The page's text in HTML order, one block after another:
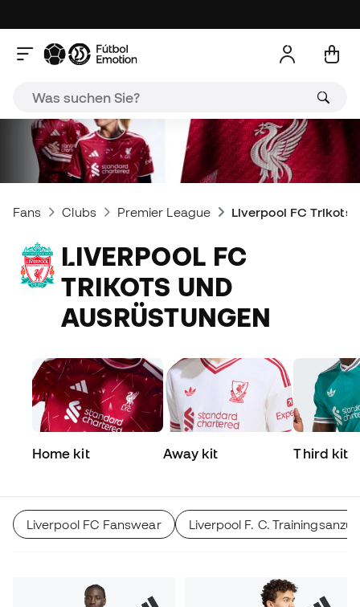
Fans Clubs Premier League Liverpool FC Trikots
LIVERPOOL FC
TRIKOTS UND
AUSRÜSTUNGEN
Home kit Away kit Third kit
Liverpool FC Fanswear Liverpool F. C. Trainingsanzug